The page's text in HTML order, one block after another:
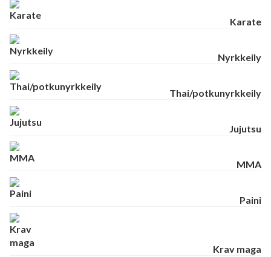
Karate
Nyrkkeily
Thai/potkunyrkkeily
Jujutsu
MMA
Paini
Krav maga